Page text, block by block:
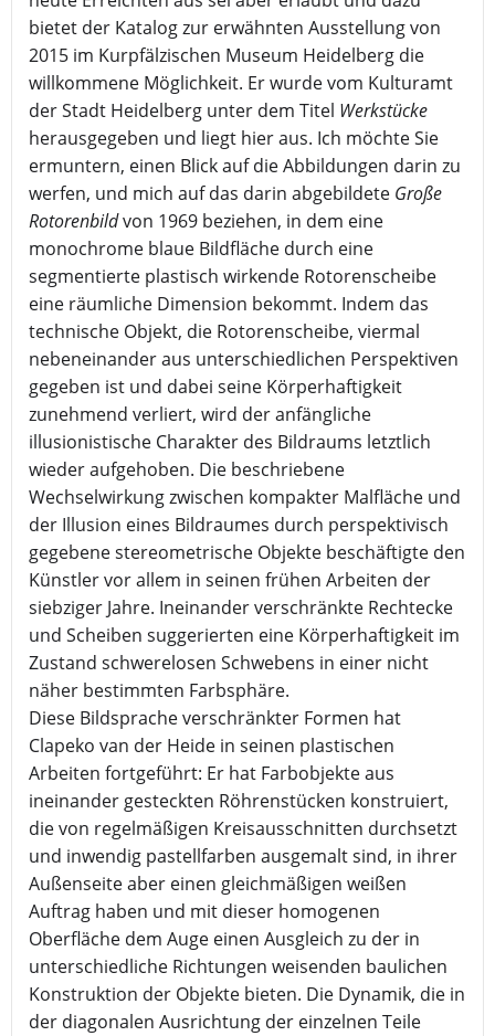
bietet der Katalog zur erwähnten Ausstellung von
2015 im Kurpfälzischen Museum Heidelberg die
willkommene Möglichkeit. Er wurde vom Kulturamt
der Stadt Heidelberg unter dem Titel Werkstücke
herausgegeben und liegt hier aus. Ich möchte Sie
ermuntern, einen Blick auf die Abbildungen darin zu
werfen, und mich auf das darin abgebildete Große
Rotorenbildvon 1969 beziehen, in dem eine
monochrome blaue Bildfläche durch eine
segmentierte plastisch wirkende Rotorenscheibe
eine räumliche Dimension bekommt. Indem das
technische Objekt, die Rotorenscheibe, viermal
nebeneinander aus unterschiedlichen Perspektiven
gegeben ist und dabei seine Körperhaftigkeit
zunehmend verliert, wird der anfängliche
illusionistische Charakter des Bildraums letztlich
wieder aufgehoben. Die beschriebene
Wechselwirkung zwischen kompakter Malfläche und
der Illusion eines Bildraumes durch perspektivisch
gegebene stereometrische Objekte beschäftigte den
Künstler vor allem in seinen frühen Arbeiten der
siebziger Jahre. Ineinander verschränkte Rechtecke
und Scheiben suggerierten eine Körperhaftigkeit im
Zustand schwerelosen Schwebens in einer nicht
näher bestimmten Farbsphäre.
Diese Bildsprache verschränkter Formen hat
Clapeko van der Heide in seinen plastischen
Arbeiten fortgeführt: Er hat Farbobjekte aus
ineinander gesteckten Röhrenstücken konstruiert,
die von regelmäßigen Kreisausschnitten durchsetzt
und inwendig pastellfarben ausgemalt sind, in ihrer
Außenseite aber einen gleichmäßigen weißen
Auftrag haben und mit dieser homogenen
Oberfläche dem Auge einen Ausgleich zu der in
unterschiedliche Richtungen weisenden baulichen
Konstruktion der Objekte bieten. Die Dynamik, die in
der diagonalen Ausrichtung der einzelnen Teile